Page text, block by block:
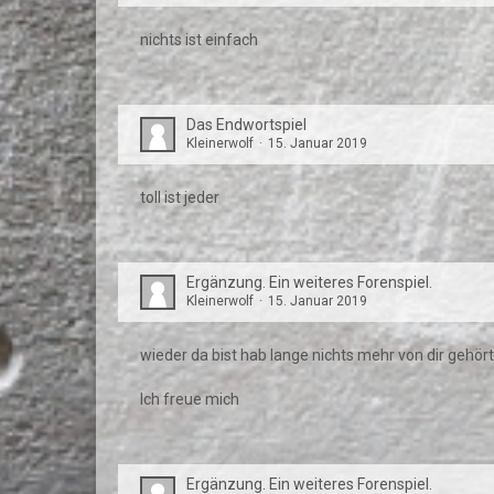
nichts ist einfach
Das Endwortspiel
Kleinerwolf 15. Januar 2019
toll ist jeder
Ergänzung. Ein weiteres Forenspiel.
Kleinerwolf 15. Januar 2019
wieder da bist hab lange nichts mehr von dir gehört
Ich freue mich
Ergänzung. Ein weiteres Forenspiel.